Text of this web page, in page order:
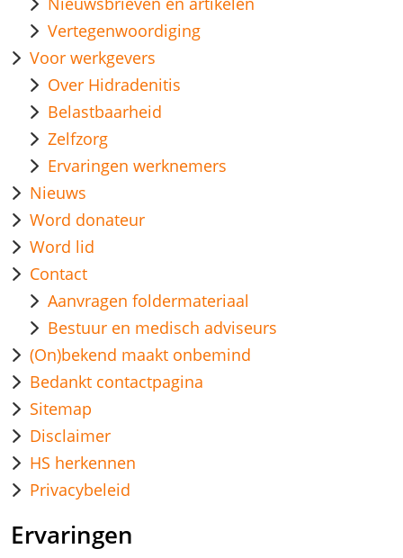
Vertegenwoordiging
Voor werkgevers
Over Hidradenitis
Belastbaarheid
Zelfzorg
Ervaringen werknemers
Nieuws
Word donateur
Word lid
Contact
Aanvragen foldermateriaal
Bestuur en medisch adviseurs
(On)bekend maakt onbemind
Bedankt contactpagina
Sitemap
Disclaimer
HS herkennen
Privacybeleid
Ervaringen